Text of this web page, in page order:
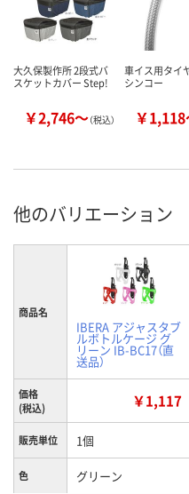
大久保製作所 2段式バ
スケットカバー Step!
￥2,746～（税込）
車イス用タイ
シンコー
￥
他のバリエーション
商品名
IBERA アジャスタブ
ルボトルケージ グ
リーン IB-BC17（直
送品）
価格
(税込)
￥1,117
販売単位 1個
色 グリーン